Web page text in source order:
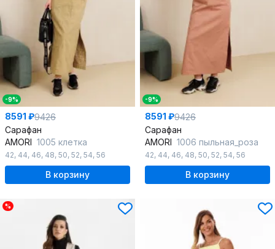
-9%
8591 ₽9426
Сарафан
AMORI 1005 клетка
42, 44, 46, 48, 50, 52, 54, 56
В корзину
-9%
8591 ₽9426
Сарафан
AMORI 1006 пыльная_роза
42, 44, 46, 48, 50, 52, 54, 56
В корзину
%